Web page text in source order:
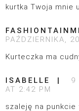
kurtka Twoja mnie
PAŹDZIERNIKA,
Kurteczka ma
ISABELLE
9
AT 2:42 PM
szaleję na punkcie